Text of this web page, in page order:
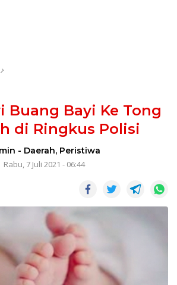
Buang Bayi Ke Tong
di Ringkus Polisi
- Daerah, Peristiwa
Rabu, 7 Juli 2021 - 06:44